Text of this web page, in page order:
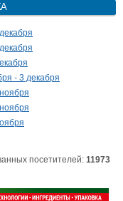
- 3 декабря
посетителей: 11973